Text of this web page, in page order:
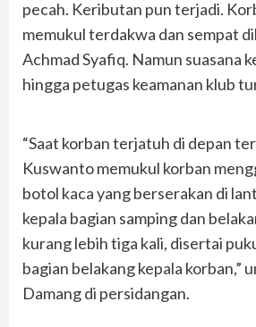
pecah. Keributan pun terjadi.
memukul terdakwa dan sempat
Achmad Syafiq. Namun suasana
hingga petugas keamanan klub
“Saat korban terjatuh di depan
Kuswanto memukul korban
botol kaca yang berserakan di
kepala bagian samping dan
kurang lebih tiga kali, disertai
bagian belakang kepala korban,”
Damang di persidangan.